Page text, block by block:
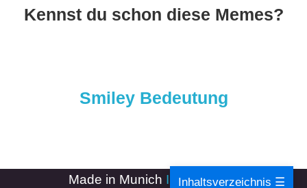
Kennst du schon diese Memes?
Smiley Bedeutung
Made in Munich Impressum-
Inhaltsverzeichnis ☰